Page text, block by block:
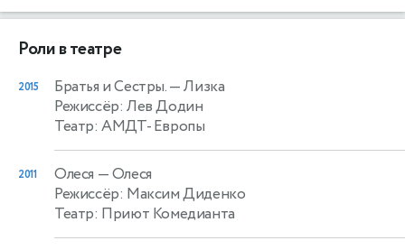
Роли в театре
2015 Братья и Сестры.— Лизка
Режиссёр: Лев Додин
Театр: АМДТ- Европы
2011 Олеся — Олеся
Режиссёр: Максим Диденко
Театр: Приют Комедианта